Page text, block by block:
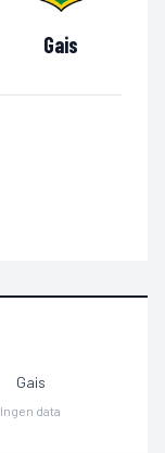
Gais
Gais
Ingen data